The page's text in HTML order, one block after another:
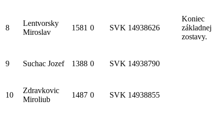
8
Lentvorsky
Miroslav
1581 0 SVK 14938626
Koniec
základnej
zostavy.
9 Suchac Jozef 1388 0 SVK 14938790
10
Zdravkovic
Miroliub
1487 0 SVK 14938855